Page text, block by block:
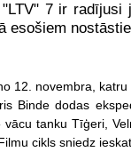
7 ir
12. novembra,
Binde dodas
tanku Tīģeri,
cikls sniedz